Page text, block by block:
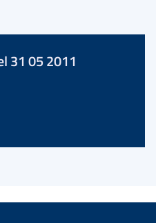
31 05 2011